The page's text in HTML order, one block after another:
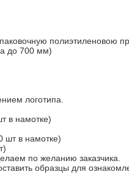
полиэтиленовою
до 700 мм)
логотипа.
в намотке)
шт в намотке)
по желанию заказчика.
образцы для